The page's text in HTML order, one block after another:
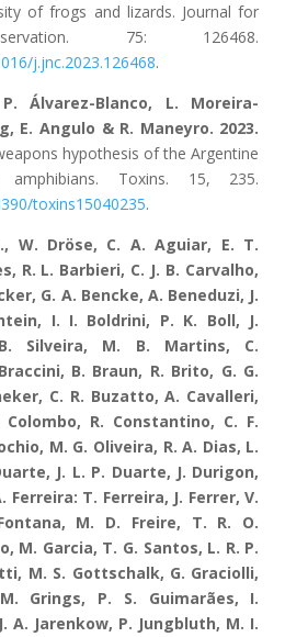
of frogs and lizards. Journal for
75: 126468.
j.jnc.2023.126468.
Álvarez-Blanco, L. Moreira-
E. Angulo & R. Maneyro. 2023.
hypothesis of the Argentine
Toxins. 15, 235.
toxins15040235.
W. Dröse, C. A. Aguiar, E. T.
R. L. Barbieri, C. J. B. Carvalho,
G. A. Bencke, A. Beneduzi, J.
I. I. Boldrini, P. K. Boll, J.
Silveira, M. B. Martins, C.
B. Braun, R. Brito, G. G.
C. R. Buzatto, A. Cavalleri,
R. Constantino, C. F.
M. G. Oliveira, R. A. Dias, L.
J. L. P. Duarte, J. Durigon,
Ferreira: T. Ferreira, J. Ferrer, V.
M. D. Freire, T. R. O.
M. Garcia, T. G. Santos, L. R. P.
M. S. Gottschalk, G. Graciolli,
Grings, P. S. Guimarães, I.
A. Jarenkow, P. Jungbluth, M. I.